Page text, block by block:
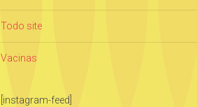
Todo site
Vacinas
[instagram-feed]